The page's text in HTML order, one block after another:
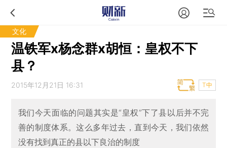
文化
温铁军x杨念群x胡恒：皇权不下
县？
2015年12月21日 16:31 T中
我们今天面临的问题其实是“皇权”下了县以后并不完
善的制度体系。这么多年过去，直到今天，我们依然
没有找到真正的县以下良治的制度